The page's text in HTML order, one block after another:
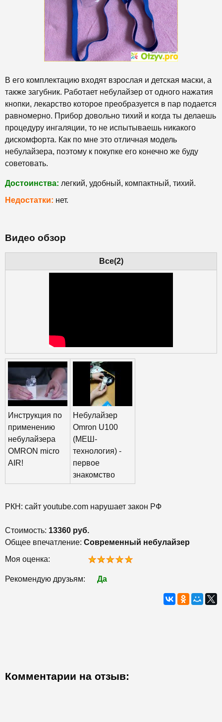
В его комплектацию входят взрослая и детская маски, а
также загубник. Работает небулайзер от одного нажатия
кнопки, лекарство которое преобразуется в пар подается
равномерно. Прибор довольно тихий и когда ты делаешь
процедуру ингаляции, то не испытываешь никакого
дискомфорта. Как по мне это отличная модель
небулайзера, поэтому к покупке его конечно же буду
советовать.
Достоинства: легкий, удобный, компактный, тихий.
Недостатки: нет.
Видео обзор
Все(2)
Инструкция по
применению
небулайзера
OMRON micro
AIR!
Небулайзер
Omron U100
(МЕШ-
технология) -
первое
знакомство
РКН: сайт youtube.com нарушает закон РФ
Стоимость: 13360 руб.
Общее впечатление: Современный небулайзер
Моя оценка:
Рекомендую друзьям: Да
Комментарии на отзыв: